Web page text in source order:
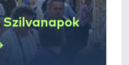
Szilvanapok